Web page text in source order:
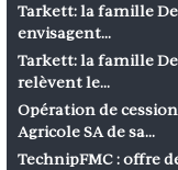
Tarkett: la famille
envisagent…
Tarkett: la famille
relèvent le…
Opération de
Agricole SA de sa…
TechnipFMC : offre